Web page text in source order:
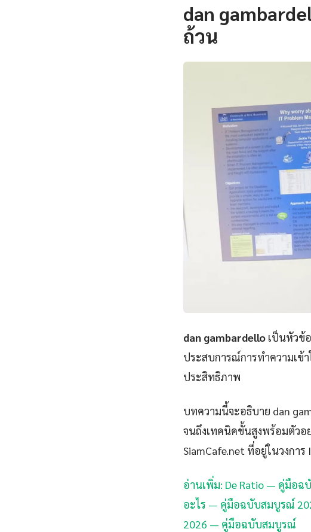
dan
ถ้วน
dan gambardello เป็นหัวข้
ประสบการณ์การทำความเข้
ประสิทธิภาพ
บทความนี้จะอธิบาย dan
จนถึงเทคนิคขั้นสูงพร้อมตัวอ
SiamCafe.net ที่อยู่ในวงการ
อ่านเพิ่ม: De Ratio — คู่มือ
อะไร — คู่มือฉบับสมบูรณ์
2026 — คู่มือฉบับสมบูรณ์